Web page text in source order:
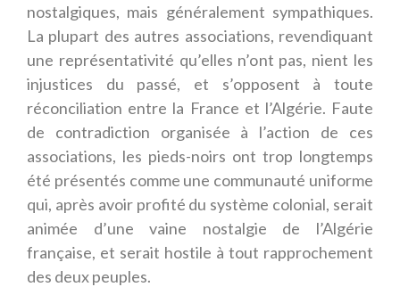
nostalgiques, mais généralement sympathiques.
La plupart des autres associations, revendiquant
une représentativité qu’elles n’ont pas, nient les
injustices du passé, et s’opposent à toute
réconciliation entre la France et l’Algérie. Faute
de contradiction organisée à l’action de ces
associations, les pieds-noirs ont trop longtemps
été présentés comme une communauté uniforme
qui, après avoir profité du système colonial, serait
animée d’une vaine nostalgie de l’Algérie
française, et serait hostile à tout rapprochement
des deux peuples.